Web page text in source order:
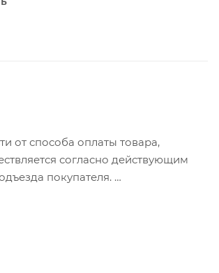
от способа оплаты товара,
согласно действующим
покупателя.
до 15:00